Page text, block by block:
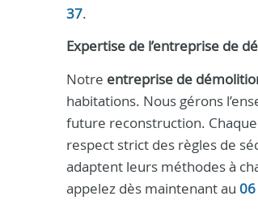
37.
Expertise de l’entreprise de
Notre entreprise de
habitations. Nous gérons
future reconstruction.
respect strict des règles de
adaptent leurs méthodes à
appelez dès maintenant au